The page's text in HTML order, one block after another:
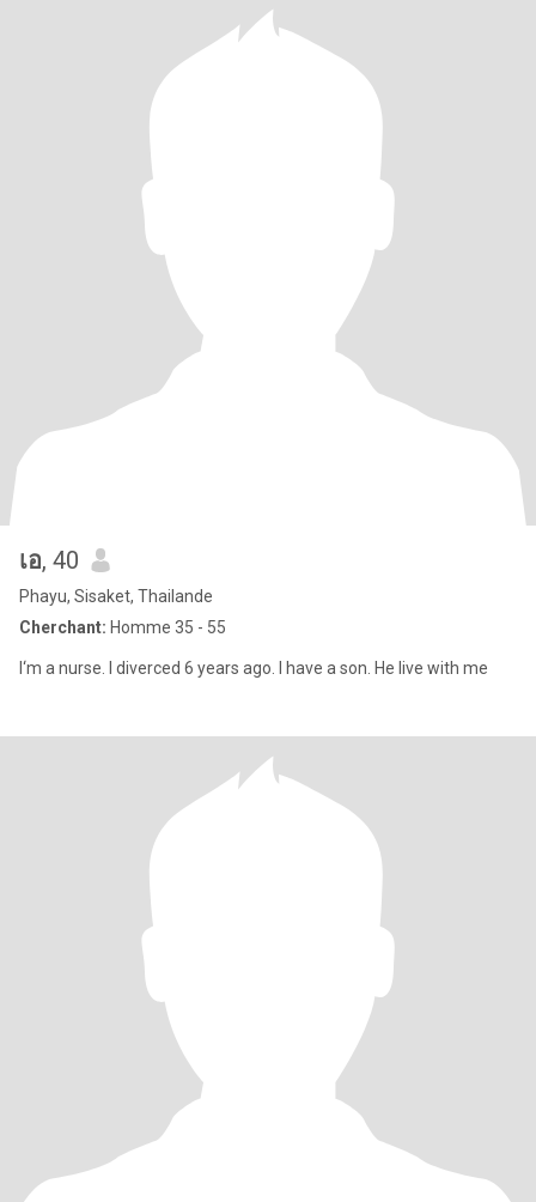
เอ, 40
Phayu, Sisaket, Thailande
Cherchant: Homme 35 - 55
I‘m a nurse. I diverced 6 years ago. I have a son. He live with me